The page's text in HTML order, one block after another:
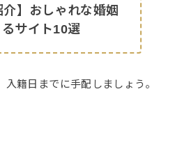
介】おしゃれな婚姻
サイト10選
籍日までに手配しましょう。